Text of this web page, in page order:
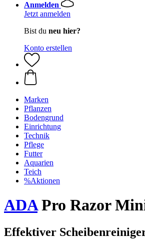
Anmelden
Jetzt anmelden
Bist du neu hier?
Konto erstellen
Marken
Pflanzen
Bodengrund
Einrichtung
Technik
Pflege
Futter
Aquarien
Teich
%Aktionen
ADAPro Razor
Effektiver